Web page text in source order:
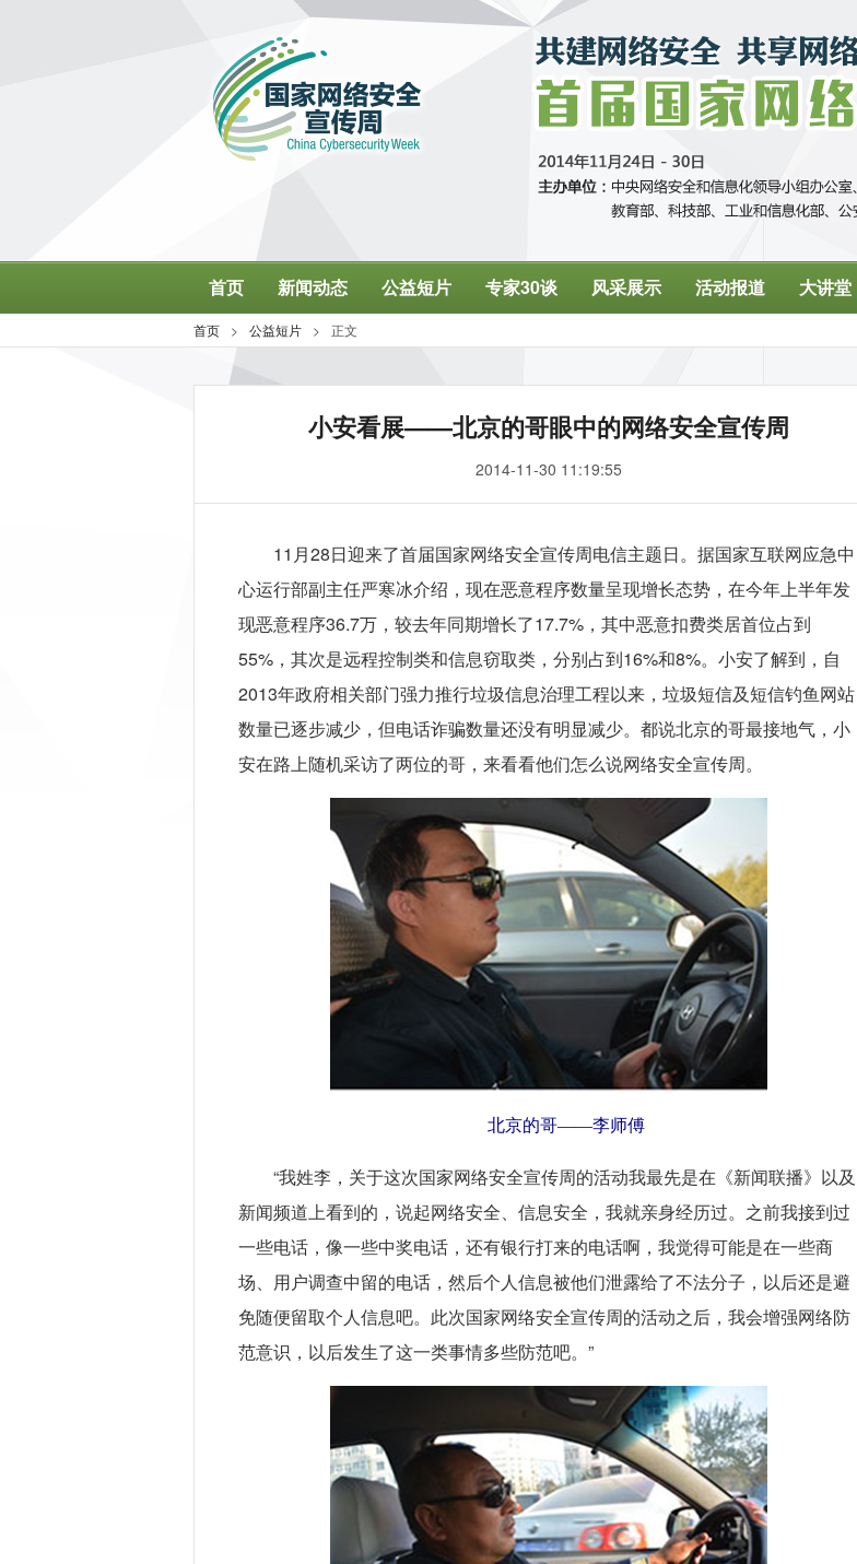
小安看展——北京的哥眼中的网络安全宣传周
2014-11-30 11:19:55
11月28日迎来了首届国家网络安全宣传周电信主题日。据国家互联网应急中
心运行部副主任严寒冰介绍，现在恶意程序数量呈现增长态势，在今年上半年发
现恶意程序36.7万，较去年同期增长了17.7%，其中恶意扣费类居首位占到
55%，其次是远程控制类和信息窃取类，分别占到16%和8%。小安了解到，自
2013年政府相关部门强力推行垃圾信息治理工程以来，垃圾短信及短信钓鱼网站
数量已逐步减少，但电话诈骗数量还没有明显减少。都说北京的哥最接地气，小
安在路上随机采访了两位的哥，来看看他们怎么说网络安全宣传周。
北京的哥——李师傅
“我姓李，关于这次国家网络安全宣传周的活动我最先是在《新闻联播》以及
新闻频道上看到的，说起网络安全、信息安全，我就亲身经历过。之前我接到过
一些电话，像一些中奖电话，还有银行打来的电话啊，我觉得可能是在一些商
场、用户调查中留的电话，然后个人信息被他们泄露给了不法分子，以后还是避
免随便留取个人信息吧。此次国家网络安全宣传周的活动之后，我会增强网络防
范意识，以后发生了这一类事情多些防范吧。”